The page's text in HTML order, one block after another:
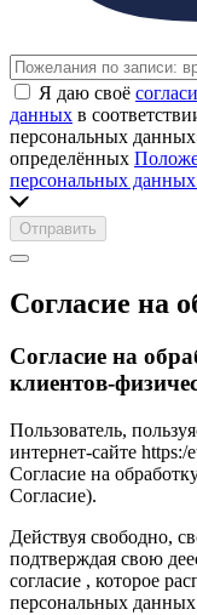
Я даю своё
данных в
персональных
определённых
персональных данных
Отправить
Согласие на
Согласие на
клиентов-
Пользователь,
интернет-сайте
Согласие на
Согласие).
Действуя свободно,
подтверждая свою
согласие , которое
персональных